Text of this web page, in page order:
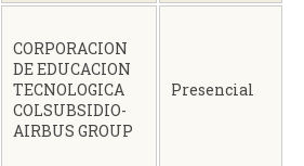
CORPORACION
DE EDUCACION
TECNOLOGICA
COLSUBSIDIO-
AIRBUS GROUP
Presencial